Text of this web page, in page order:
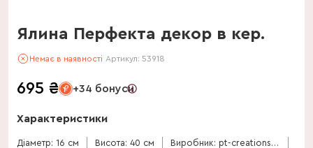
Ялина Перфекта декор в кер.
Немає в наявності Артикул: 53918
695 ₴ +34 бонуси
Характеристики
Діаметр: 16 см Висота: 40 см
Виробник: pt-creations-bv